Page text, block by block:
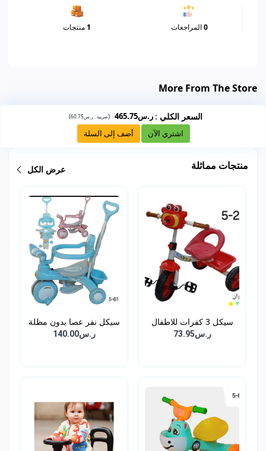
0المراجعات 1منتجات
More From The Store
السعر الكلي : ر.س465.75 (ضريبة :ر.س60.75 )
اشتري الآن أضف إلى السلة
منتجات مماثلة عرض الكل
سيكل 3 كفرات للاطفال
ر.س73.95
سيكل نفر عصا بدون مظلة
ر.س140.00